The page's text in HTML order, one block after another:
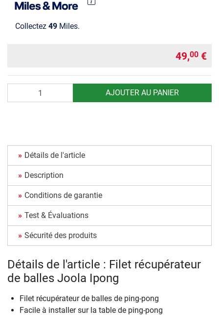
Collectez 49 Miles.
49,00 €
AJOUTER AU PANIER
Détails de l'article
Description
Conditions de garantie
Test & Évaluations
Sécurité des produits
Détails de l'article : Filet récupérateur
de balles Joola Ipong
Filet récupérateur de balles de ping-pong
Facile à installer sur la table de ping-pong